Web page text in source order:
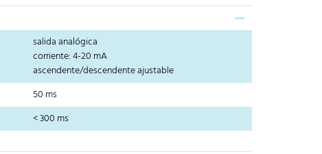
salida analógica
corriente: 4-20 mA
ascendente/descendente ajustable
50 ms
< 300 ms